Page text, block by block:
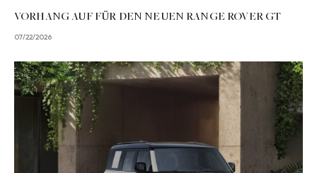
VORHANG AUF FÜR DEN NEUEN RANGE ROVER GT
07/22/2026